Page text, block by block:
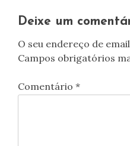
artigos
Deixe um
O seu endereço de
Campos obrigatórios
Comentário *